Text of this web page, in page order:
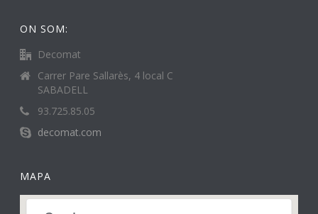
ON SOM:
Decomat
Carrer Pare Sallarès, 4 local C
SABADELL
93.725.85.05
decomat.com
MAPA